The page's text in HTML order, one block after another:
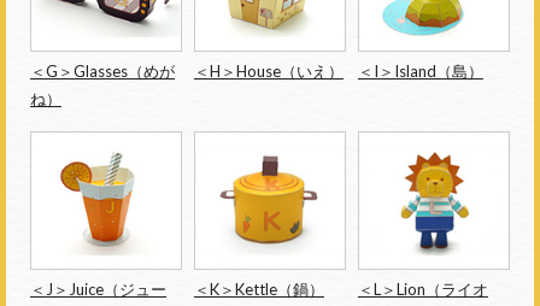
＜G＞Glasses（めが
ね）
＜H＞House（いえ） ＜I＞Island（島）
＜J＞Juice（ジュー
＜K＞Kettle（鍋）
＜L＞Lion（ライオ